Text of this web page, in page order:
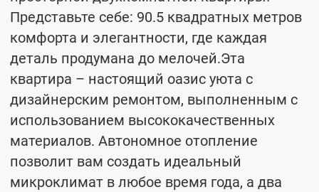
Представьте себе: 90.5 квадратных метров
комфорта и элегантности, где каждая
деталь продумана до мелочей.Эта
квартира – настоящий оазис уюта с
дизайнерским ремонтом, выполненным с
использованием высококачественных
материалов. Автономное отопление
позволит вам создать идеальный
микроклимат в любое время года, а два